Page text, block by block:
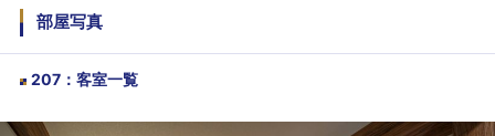
部屋写真
207 ： 客室一覧